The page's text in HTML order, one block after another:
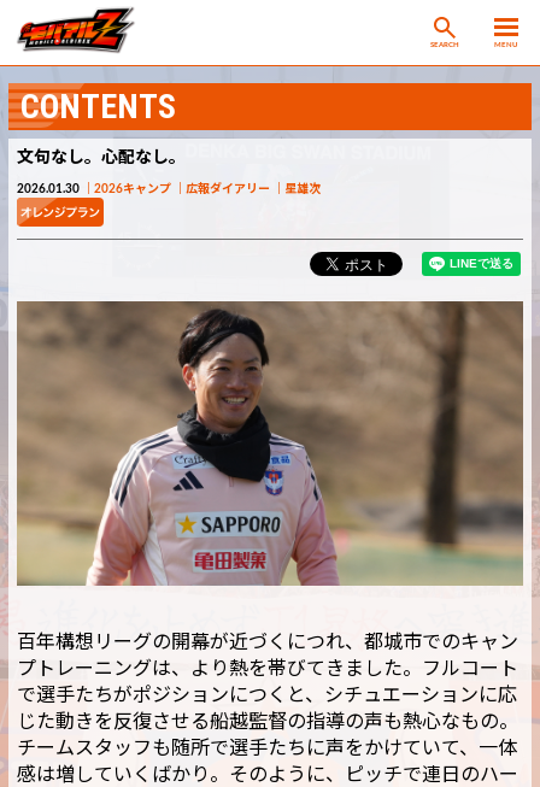
SEARCH MENU
CONTENTS
文句なし。心配なし。
2026.01.30 2026キャンプ 広報ダイアリー 星雄次
百年構想リーグの開幕が近づくにつれ、都城市でのキャン
プトレーニングは、より熱を帯びてきました。フルコート
で選手たちがポジションにつくと、シチュエーションに応
じた動きを反復させる船越監督の指導の声も熱心なもの。
チームスタッフも随所で選手たちに声をかけていて、一体
感は増していくばかり。そのように、ピッチで連日のハー